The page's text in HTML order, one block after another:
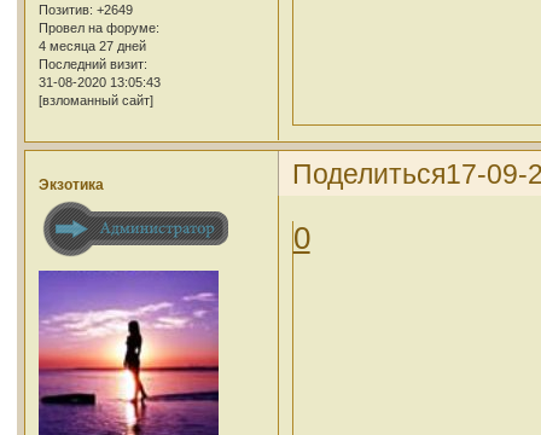
Позитив: +2649
Провел на форуме:
4 месяца 27 дней
Последний визит:
31-08-2020 13:05:43
[взломанный сайт]
Поделиться17-09-
Экзотика
0